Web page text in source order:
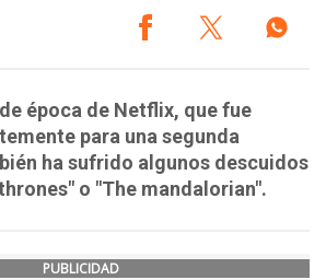
época de Netflix, que fue
para una segunda
ha sufrido algunos descuidos
o "The mandalorian".
PUBLICIDAD